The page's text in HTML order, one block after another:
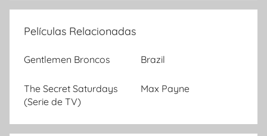
Películas Relacionadas
Gentlemen Broncos Brazil
The Secret Saturdays
(Serie de TV)
Max Payne